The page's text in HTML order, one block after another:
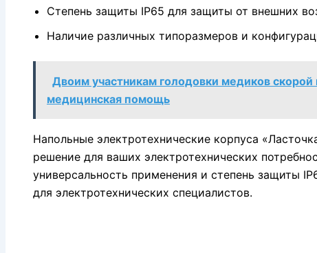
Степень защиты IP65 для защиты от внешних
Наличие различных типоразмеров и
Двоим участникам голодовки медиков
медицинская помощь
Напольные электротехнические корпуса
решение для ваших электротехнических
универсальность применения и степень защиты
для электротехнических специалистов.